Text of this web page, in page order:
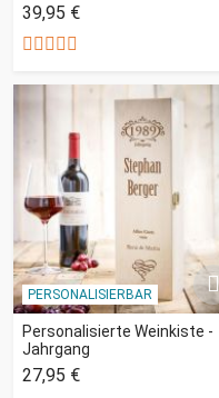
39,95 €
PERSONALISIERBAR
Personalisierte Weinkiste -
Jahrgang
27,95 €